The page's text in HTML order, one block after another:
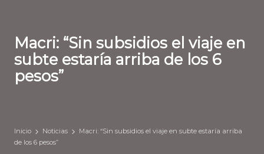
Macri: “Sin subsidios el viaje en
subte estaría arriba de los 6
pesos”
Inicio Noticias
Macri: “Sin subsidios el viaje en subte estaría arriba
de los 6 pesos”